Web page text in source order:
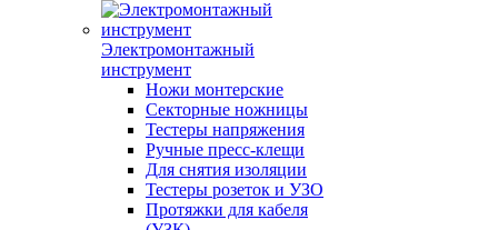
Электромонтажный
инструмент
Ножи монтерские
Секторные ножницы
Тестеры напряжения
Ручные пресс-клещи
Для снятия изоляции
Тестеры розеток и УЗО
Протяжки для кабеля